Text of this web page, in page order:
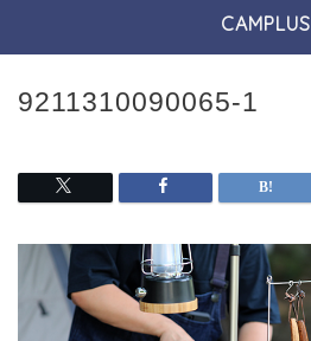
CAMPLUS
9211310090065-1